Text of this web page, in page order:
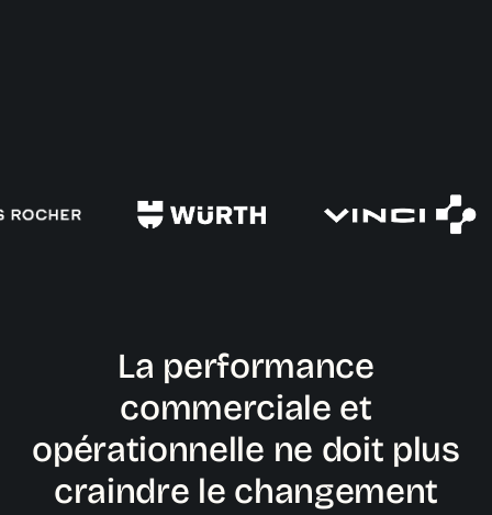
La performance
commerciale et
opérationnelle ne doit plus
craindre le changement